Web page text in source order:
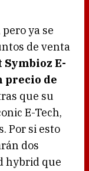
ya se
de venta
E-
precio de
que su
E-Tech,
Por si esto
dos
hybrid que